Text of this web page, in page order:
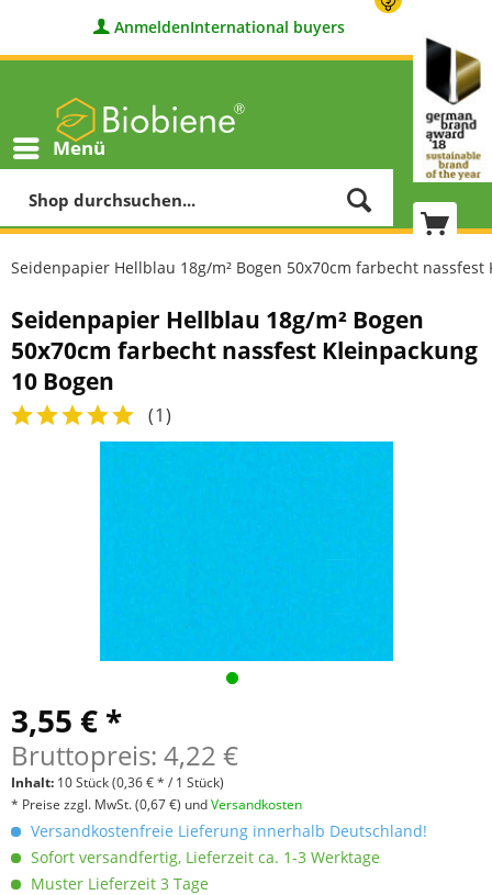
AnmeldenInternational buyers
Menü
Seidenpapier Hellblau 18g/m² Bogen 50x70cm farbecht nassfest
Seidenpapier Hellblau 18g/m² Bogen
50x70cm farbecht nassfest Kleinpackung
10 Bogen
(1)
3,55 € *
Bruttopreis: 4,22 €
Inhalt: 10 Stück(0,36 € * / 1 Stück)
* Preise zzgl. MwSt.(0,67 €) undVersandkosten
Versandkostenfreie Lieferung innerhalb Deutschland!
Sofort versandfertig, Lieferzeit ca. 1-3 Werktage
Muster Lieferzeit 3 Tage